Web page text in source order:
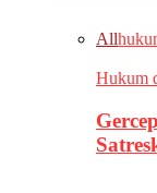
All
Hukum